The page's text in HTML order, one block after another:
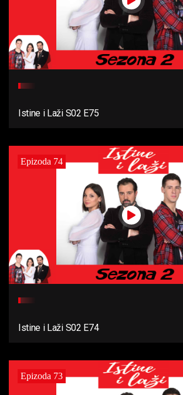
Istine i Laži S02 E75
Epizoda 74
Istine i Laži S02 E74
Epizoda 73